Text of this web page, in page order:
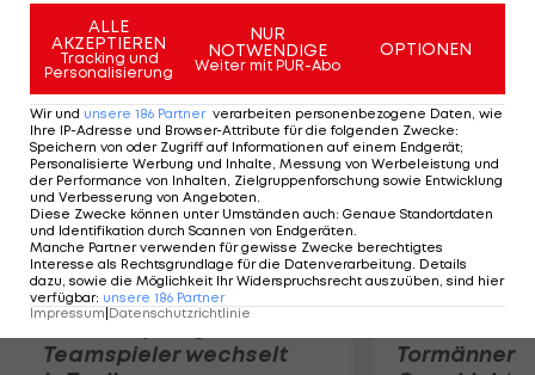
Mehr zum Thema
Karrieresprung! ÖVV-
Teamspieler wechselt
Tormänner
ALLE
AKZEPTIEREN
Tracking und
Personalisierung
NUR
NOTWENDIGE
Weiter mit PUR-Abo
OPTIONEN
Wir und unsere 186 Partner verarbeiten personenbezogene Daten, wie
Ihre IP-Adresse und Browser-Attribute für die folgenden Zwecke:
Speichern von oder Zugriff auf Informationen auf einem Endgerät;
Personalisierte Werbung und Inhalte, Messung von Werbeleistung und
der Performance von Inhalten, Zielgruppenforschung sowie Entwicklung
und Verbesserung von Angeboten.
Diese Zwecke können unter Umständen auch: Genaue Standortdaten
und Identifikation durch Scannen von Endgeräten.
Manche Partner verwenden für gewisse Zwecke berechtigtes
Interesse als Rechtsgrundlage für die Datenverarbeitung. Details
dazu, sowie die Möglichkeit Ihr Widerspruchsrecht auszuüben, sind hier
verfügbar: unsere 186 Partner
Impressum Datenschutzrichtlinie